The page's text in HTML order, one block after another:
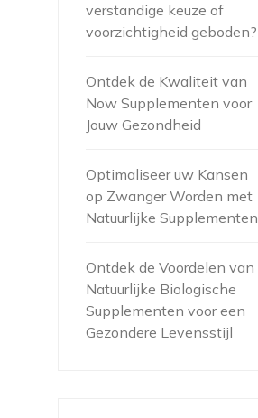
verstandige keuze of
voorzichtigheid geboden?
Ontdek de Kwaliteit van
Now Supplementen voor
Jouw Gezondheid
Optimaliseer uw Kansen
op Zwanger Worden met
Natuurlijke Supplementen
Ontdek de Voordelen van
Natuurlijke Biologische
Supplementen voor een
Gezondere Levensstijl